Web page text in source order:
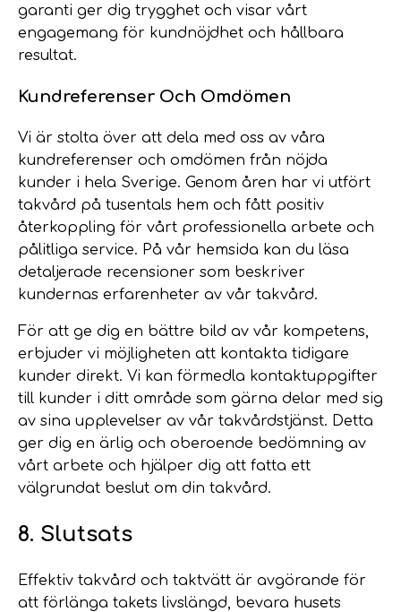
garanti ger dig trygghet och visar vårt
engagemang för kundnöjdhet och hållbara
resultat.
Kundreferenser Och Omdömen
Vi är stolta över att dela med oss av våra
kundreferenser och omdömen från nöjda
kunder i hela Sverige. Genom åren har vi utfört
takvård på tusentals hem och fått positiv
återkoppling för vårt professionella arbete och
pålitliga service. På vår hemsida kan du läsa
detaljerade recensioner som beskriver
kundernas erfarenheter av vår takvård.
För att ge dig en bättre bild av vår kompetens,
erbjuder vi möjligheten att kontakta tidigare
kunder direkt. Vi kan förmedla kontaktuppgifter
till kunder i ditt område som gärna delar med sig
av sina upplevelser av vår takvårdstjänst. Detta
ger dig en ärlig och oberoende bedömning av
vårt arbete och hjälper dig att fatta ett
välgrundat beslut om din takvård.
8. Slutsats
Effektiv takvård och taktvätt är avgörande för
att förlänga takets livslängd, bevara husets